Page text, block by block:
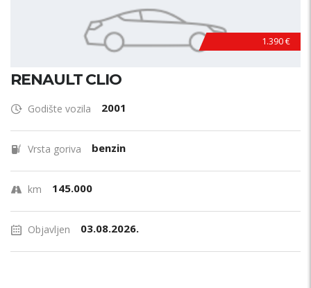
1.390 €
RENAULT CLIO
Godište vozila 2001
Vrsta goriva benzin
km 145.000
Objavljen 03.08.2026.